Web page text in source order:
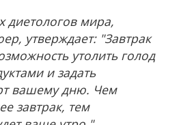
диетологов мира,
утверждает: "Завтрак
утолить голод
и задать
вашему дню. Чем
завтрак, тем